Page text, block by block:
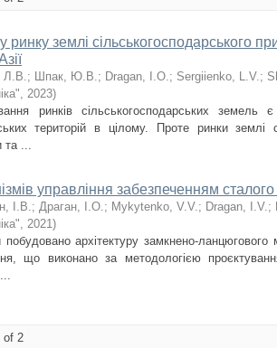
ринку землі сільськогосподарського
Л.В.; Шпак, Ю.В.; Dragan, I.O.; Sergiienko, L.V.;
, 2023)
ринків сільськогосподарських земель
територій в цілому. Проте ринки землі
та ...
управління забезпеченням
І.В.; Драган, І.О.; Mykytenko, V.V.; Dragan, I.V.;
, 2021)
архітектуру замкнено-ланцюгового
що виконано за методологією проєктування
of 2